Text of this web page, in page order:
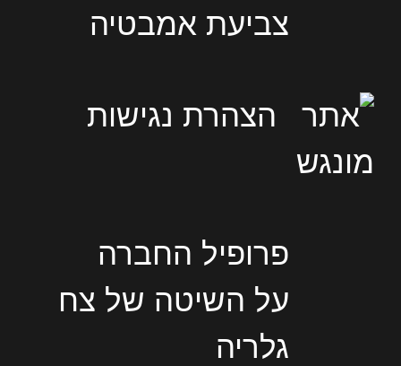
צביעת אמבטיה
הצהרת נגישות
פרופיל החברה
על השיטה של צח
גלריה